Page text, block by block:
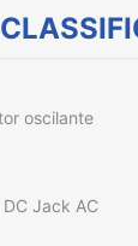
oscilante
Jack AC